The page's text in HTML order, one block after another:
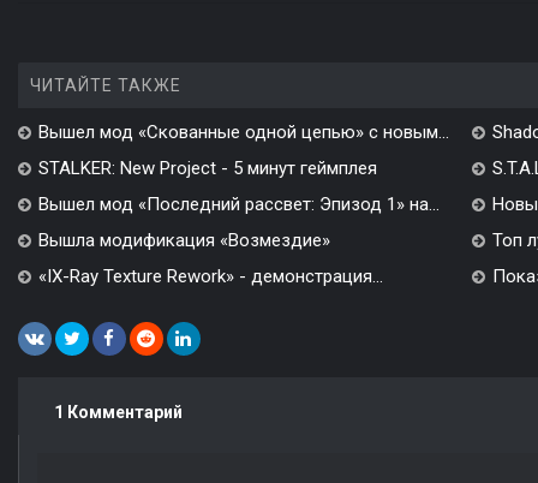
ЧИТАЙТЕ ТАКЖЕ
Вышел мод «Скованные одной цепью» с новым...
STALKER: New Project - 5 минут геймплея
Вышел мод «Последний рассвет: Эпизод 1» на...
Вышла модификация «Возмездие»
Топ
«IX-Ray Texture Rework» - демонстрация...
1 Комментарий